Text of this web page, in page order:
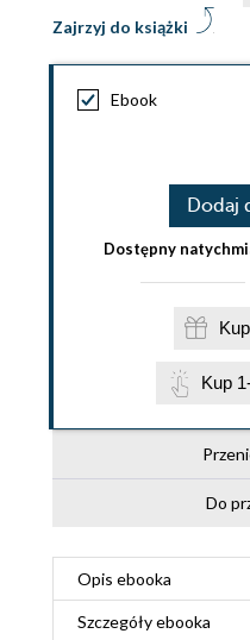
Zajrzyj do książki
Ebook
Dodaj
Dostępny
Kup
Do
Opis ebooka
Szczegółyebooka